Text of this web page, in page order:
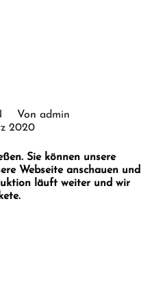
Von admin
2020
Sie können unsere
Webseite anschauen und
läuft weiter und wir